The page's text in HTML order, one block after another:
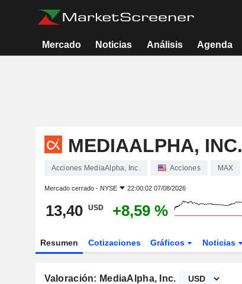
Mercado Noticias Análisis Agenda
MEDIAALPHA, INC.
Acciones MediaAlpha, Inc. Acciones MAX
Mercado cerrado - NYSE 22:00:02 07/08/2026
13,40 USD +8,59 %
Resumen Cotizaciones Gráficos Noticias
Valoración: MediaAlpha, Inc.